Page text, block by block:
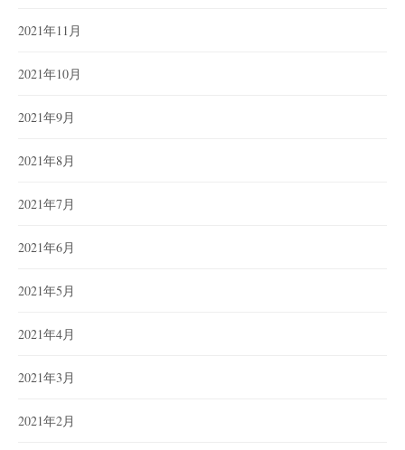
2021年11月
2021年10月
2021年9月
2021年8月
2021年7月
2021年6月
2021年5月
2021年4月
2021年3月
2021年2月